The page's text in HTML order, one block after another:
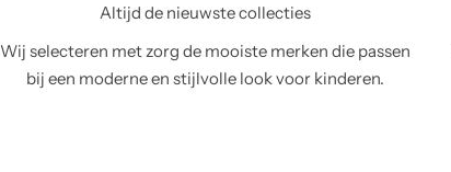
Altijd de nieuwste collecties
Wij selecteren met zorg de mooiste merken die passen
bij een moderne en stijlvolle look voor kinderen.